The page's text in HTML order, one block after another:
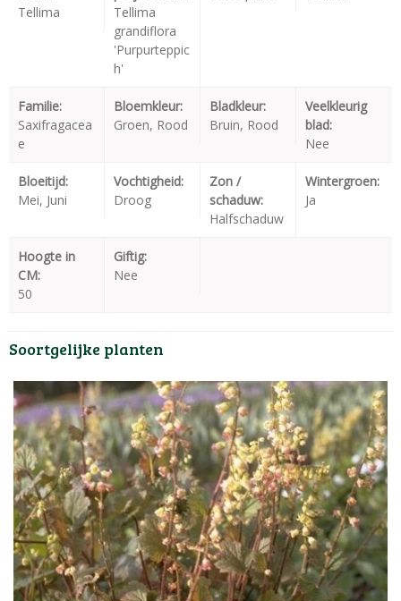
Tellima
Tellima
grandiflora
'Purpurteppic
h'
Familie:
Saxifragacea
e
Bloemkleur:
Groen, Rood
Bladkleur:
Bruin, Rood
Veelkleurig
blad:
Nee
Bloeitijd:
Mei, Juni
Vochtigheid:
Droog
Zon /
schaduw:
Halfschaduw
Wintergroen:
Ja
Hoogte in
CM:
50
Giftig:
Nee
Soortgelijke planten